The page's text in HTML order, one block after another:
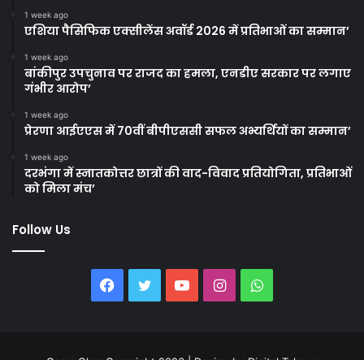
1 week ago
एशिया पैसिफिक एक्सीलेंस अवॉर्ड 2026 में प्रतिभाओं का सम्मान’
1 week ago
बांकीपुर उपचुनाव पर राजद का हमला, एनडीए सरकार पर लगाए
गंभीर आरोप’
1 week ago
प्रेरणा आईएएस में 70वीं बीपीएससी सफल अभ्यर्थियों का सम्मान’
1 week ago
दरभंगा में स्नातकोत्तर छात्रों की वाद-विवाद प्रतियोगिता, प्रतिभाओं
को मिला मंच’
Follow Us
Facebook
TwitterYouTubeInstagramWhatsApp